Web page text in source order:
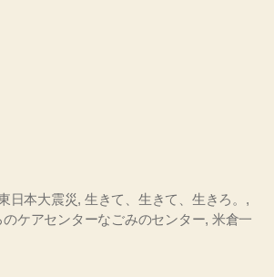
日本大震災, 生きて、生きて、生きろ。 ,
ケアセンターなごみのセンター, 米倉一